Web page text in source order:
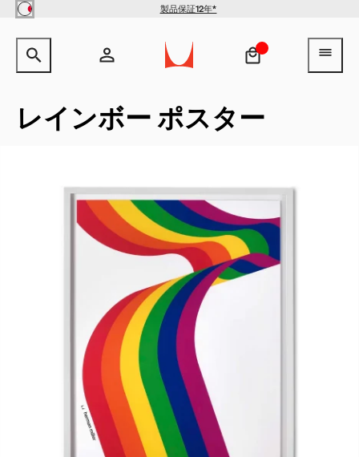
Skip to main content 製品保証12年*
サイト内検索のためのテキストを入力してください。
ヘッダー検索ボックスをオープン
アカウント
レインボー ポスター